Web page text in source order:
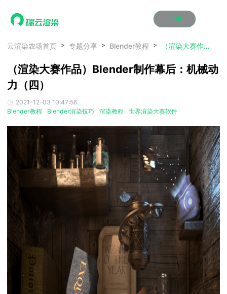
注册
首页
产品服务
云制作
云渲染管理系统
瑞兔百宝箱
云制作
云渲染管理系统
瑞兔百宝箱
云制作
云渲染管理系统
瑞兔百宝箱
云制作
云渲染管理系统
瑞兔百宝箱
云制作
云渲染管理系统
瑞兔百宝箱
云制作
云渲染管理系统
瑞兔百宝箱
Maya云渲染方案
3ds Max云渲染方案
Cinema 4D云渲染方案
Blender 云渲染方案
Maya AI渲染方案
Maya云渲染方案
3ds Max云渲染方案
Cinema 4D云渲染方案
Blender 云渲染方案
Maya AI渲染方案
Maya云渲染方案
3ds Max云渲染方案
Cinema 4D云渲染方案
Blender 云渲染方案
Maya AI渲染方案
Maya云渲染方案
3ds Max云渲染方案
Cinema 4D云渲染方案
Blender 云渲染方案
Maya AI渲染方案
Maya云渲染方案
3ds Max云渲染方案
Cinema 4D云渲染方案
Blender 云渲染方案
Maya AI渲染方案
Maya云渲染方案
3ds Max云渲染方案
Cinema 4D云渲染方案
Blender 云渲染方案
Maya AI渲染方案
动画价格
云制作价格
动画价格
云制作价格
动画价格
云制作价格
动画价格
云制作价格
动画价格
云制作价格
动画价格
云制作价格
案例
资讯&赛事
新闻资讯
渲染百科
渲染大赛
泛CG交流会
新闻资讯
渲染百科
渲染大赛
泛CG交流会
新闻资讯
渲染百科
渲染大赛
泛CG交流会
新闻资讯
渲染百科
渲染大赛
泛CG交流会
新闻资讯
渲染百科
渲染大赛
泛CG交流会
新闻资讯
渲染百科
渲染大赛
泛CG交流会
云渲染优惠攻略
青云平台
教育优惠
云渲染优惠攻略
青云平台
教育优惠
云渲染优惠攻略
青云平台
教育优惠
云渲染优惠攻略
青云平台
教育优惠
云渲染优惠攻略
青云平台
教育优惠
云渲染优惠攻略
青云平台
教育优惠
关于我们
效果图客户端
效果图客户端
效果图客户端
效果图客户端
效果图客户端
效果图客户端
帮助/教程
登录
云渲染农场首页 专题分享 Blender教程 （渲染大赛作品）Blender制作幕后：机械动力（四）
（渲染大赛作品）Blender制作幕后：机械动
力（四）
2021-12-03 10:47:56
Blender教程
Blender渲染技巧 渲染教程 世界渲染大赛软件